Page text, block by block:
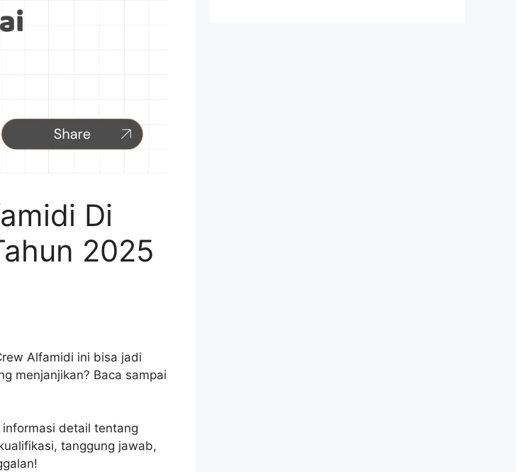
Di
2025
Alfamidi ini bisa jadi
menjanjikan? Baca sampai
detail tentang
tanggung jawab,